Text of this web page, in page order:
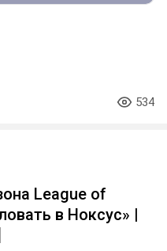
534
League of
в Ноксус» |